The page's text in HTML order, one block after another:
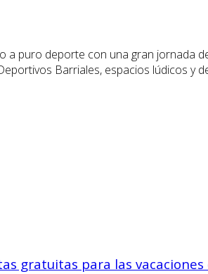
puro deporte con una gran jornada
Barriales, espacios lúdicos
gratuitas para las